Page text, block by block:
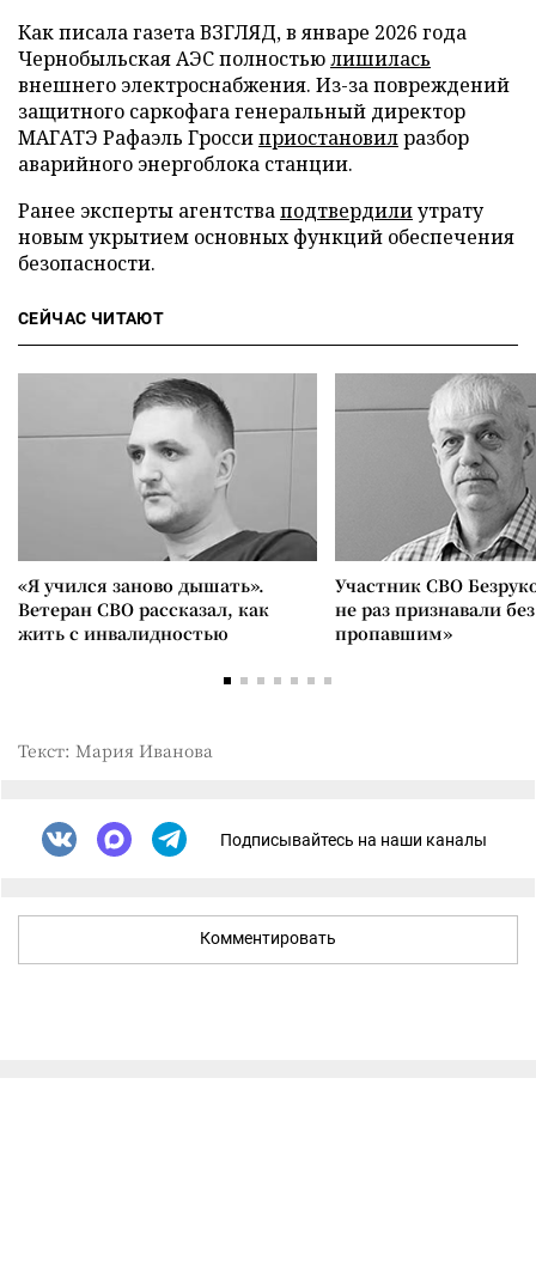
Как писала газета ВЗГЛЯД, в январе 2026 года
Чернобыльская АЭС полностьюлишилась
внешнего электроснабжения. Из-за повреждений
защитного саркофага генеральный директор
МАГАТЭ Рафаэль Гроссиприостановилразбор
аварийного энергоблока станции.
Ранее эксперты агентстваподтвердилиутрату
новым укрытием основных функций обеспечения
безопасности.
СЕЙЧАС ЧИТАЮТ
«Я учился заново дышать».
Ветеран СВО рассказал, как
жить с инвалидностью
Участник СВО
не раз признавали
пропавшим»
Текст: Мария Иванова
Подписывайтесь на наши каналы
Комментировать